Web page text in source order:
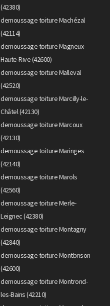
(42380)
demoussage toiture Machézal
(42114)
demoussage toiture Magneux-
Haute-Rive (42600)
demoussage toiture Malleval
(42520)
demoussage toiture Marcilly-le-
Châtel (42130)
demoussage toiture Marcoux
(42130)
demoussage toiture Maringes
(42140)
demoussage toiture Marols
(42560)
demoussage toiture Merle-
Leignec (42380)
demoussage toiture Montagny
(42840)
demoussage toiture Montbrison
(42600)
demoussage toiture Montrond-
les-Bains (42210)